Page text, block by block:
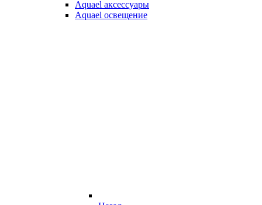
Aquael аксессуары
Aquael освещение